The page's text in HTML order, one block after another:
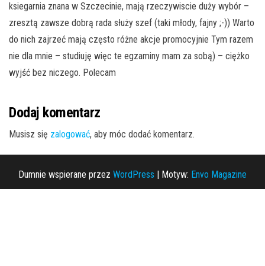
ksiegarnia znana w Szczecinie, mają rzeczywiscie duży wybór –
zresztą zawsze dobrą rada służy szef (taki młody, fajny ;-)) Warto
do nich zajrzeć mają często różne akcje promocyjnie Tym razem
nie dla mnie – studiuję więc te egzaminy mam za sobą) – ciężko
wyjść bez niczego. Polecam
Dodaj komentarz
Musisz się zalogować, aby móc dodać komentarz.
Dumnie wspierane przez WordPress | Motyw: Envo Magazine